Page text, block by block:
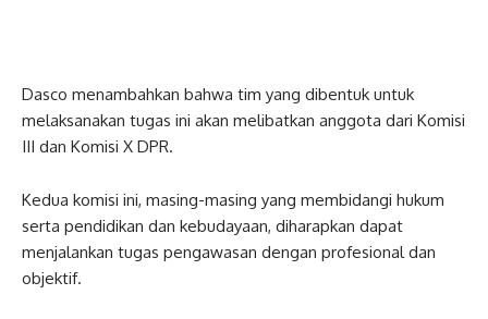
Dasco menambahkan bahwa tim yang dibentuk untuk
melaksanakan tugas ini akan melibatkan anggota dari Komisi
III dan Komisi X DPR.
Kedua komisi ini, masing-masing yang membidangi hukum
serta pendidikan dan kebudayaan, diharapkan dapat
menjalankan tugas pengawasan dengan profesional dan
objektif.